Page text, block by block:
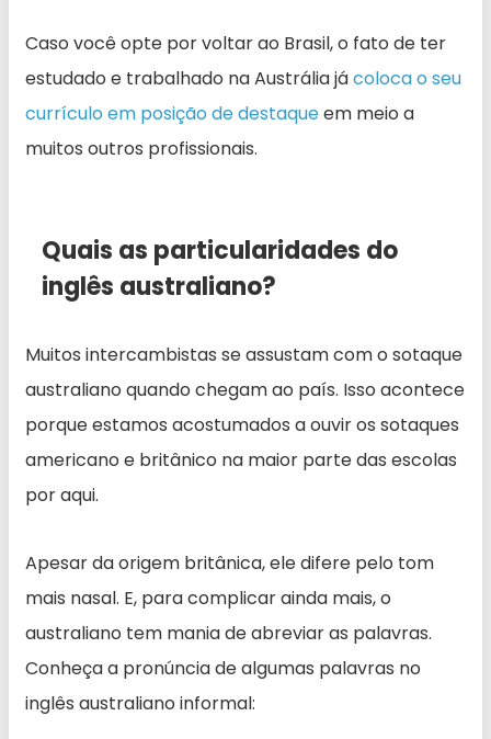
Caso você opte por voltar ao Brasil, o fato de ter
estudado e trabalhado na Austrália jácoloca o seu
currículo em posição de destaqueem meio a
muitos outros profissionais.
Quais as particularidades do
inglês australiano?
Muitos intercambistas se assustam com o sotaque
australiano quando chegam ao país. Isso acontece
porque estamos acostumados a ouvir os sotaques
americano e britânico na maior parte das escolas
por aqui.
Apesar da origem britânica, ele difere pelo tom
mais nasal. E, para complicar ainda mais, o
australiano tem mania de abreviar as palavras.
Conheça a pronúncia de algumas palavras no
inglês australiano informal: